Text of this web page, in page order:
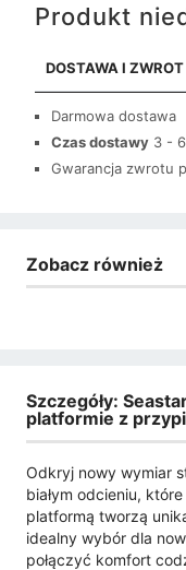
Produkt
DOSTAWA I ZWROT
Darmowa dostawa
Czas dostawy 3 -
Gwarancja zwrotu
Zobacz również
Szczegóły:
platformie z
Odkryj nowy wymiar
białym odcieniu,
platformą tworzą
idealny wybór dla
połączyć komfort